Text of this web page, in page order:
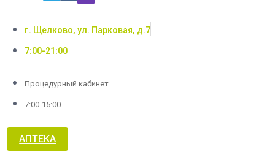
г. Щелково, ул. Парковая, д.7
7:00-21:00
Процедурный кабинет
7:00-15:00
АПТЕКА